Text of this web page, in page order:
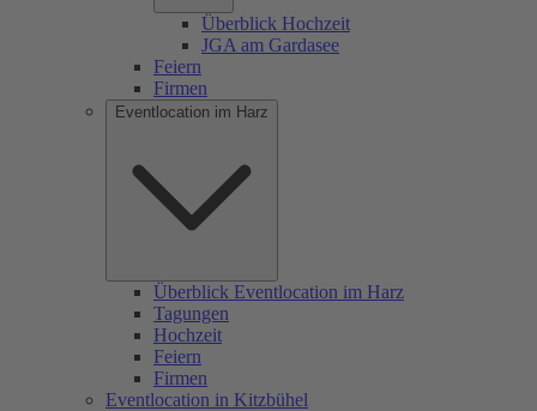
Überblick Hochzeit
JGA am Gardasee
Feiern
Firmen
Eventlocation im Harz
Überblick Eventlocation im Harz
Tagungen
Hochzeit
Feiern
Firmen
Eventlocation in Kitzbühel